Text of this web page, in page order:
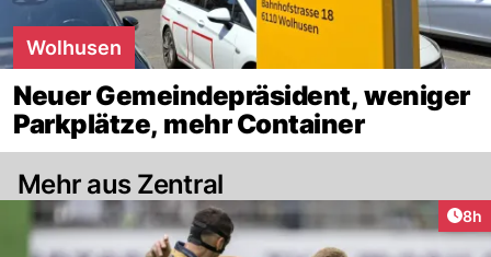
Wolhusen
Neuer Gemeindepräsident, weniger
Parkplätze, mehr Container
Mehr aus Zentral
8h